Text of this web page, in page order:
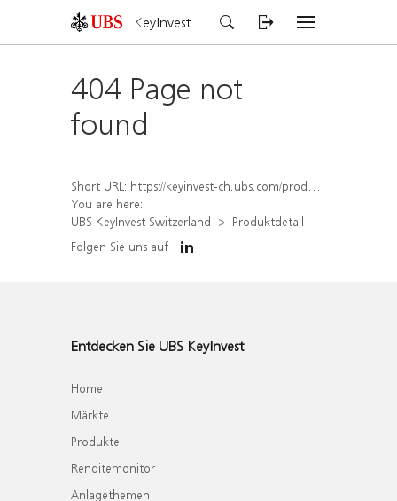
KeyInvest
404 Page not
found
Short URL: https://keyinvest-ch.ubs.com/produkt/detail/index/isin/CH1564667454
You are here:
UBS KeyInvest Switzerland
Produktdetail
Folgen Sie uns auf
Entdecken Sie UBS KeyInvest
Home
Märkte
Produkte
Renditemonitor
Anlagethemen